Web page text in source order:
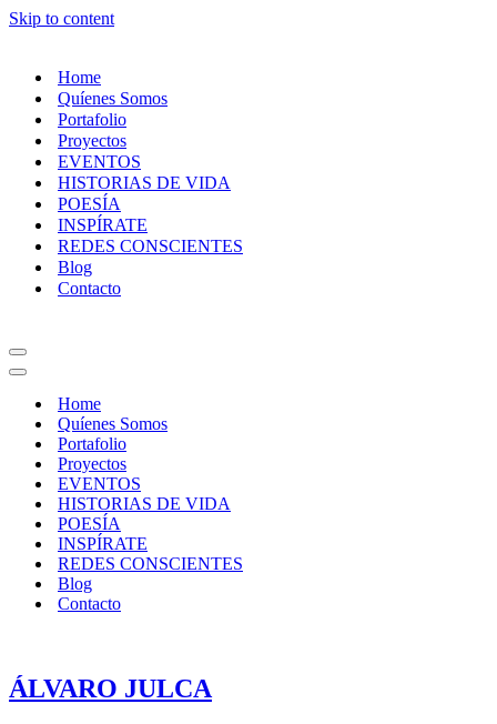
Skip to content
Home
Quíenes Somos
Portafolio
Proyectos
EVENTOS
HISTORIAS DE VIDA
POESÍA
INSPÍRATE
REDES CONSCIENTES
Blog
Contacto
Navigation
Menu
Navigation
Home
Quíenes Somos
Portafolio
Proyectos
EVENTOS
HISTORIAS DE VIDA
POESÍA
INSPÍRATE
REDES CONSCIENTES
Blog
Contacto
ÁLVARO JULCA